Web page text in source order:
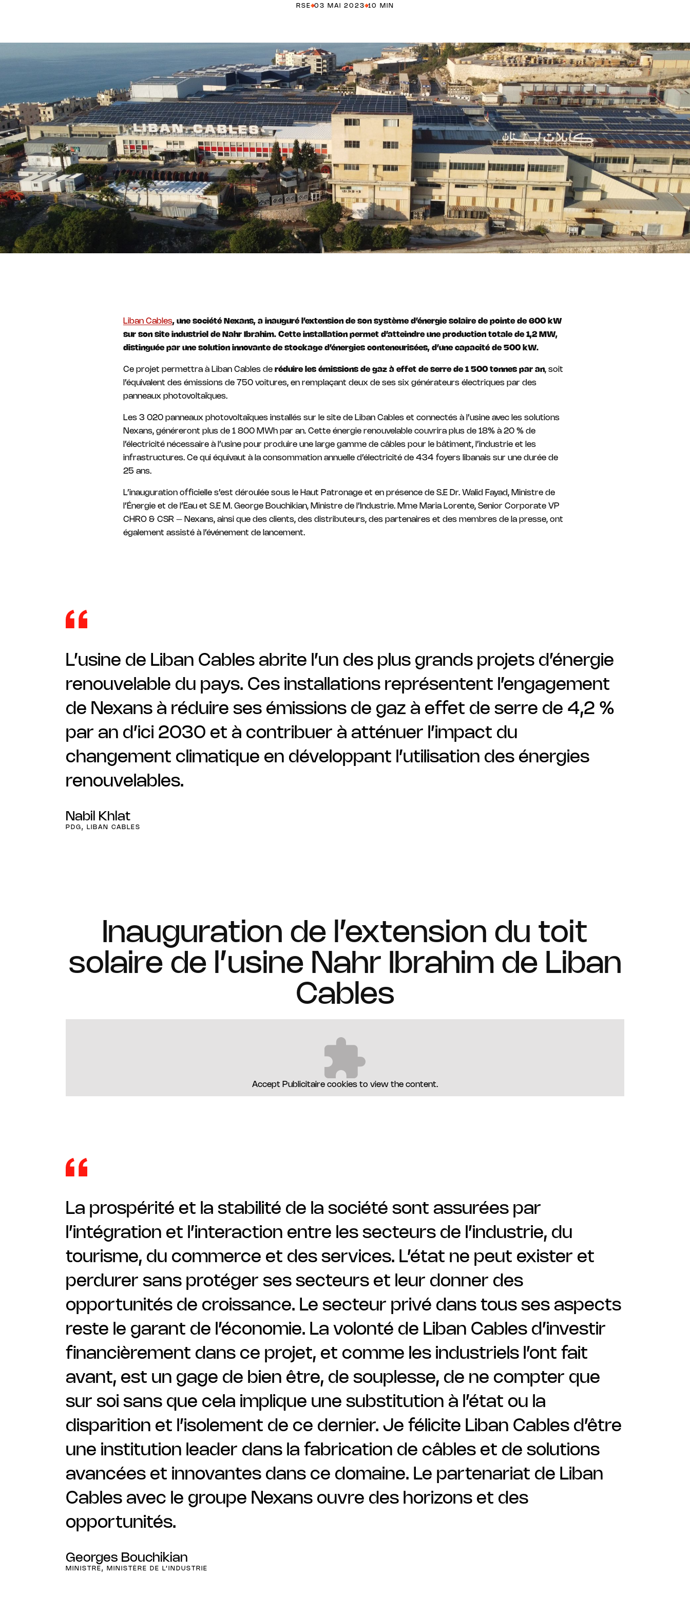
RSE 03 MAI 2023 10 MIN
Liban Cables, une société Nexans, a inauguré l’extension de son système d’énergie solaire de pointe de 600 kW
sur son site industriel de Nahr Ibrahim. Cette installation permet d’atteindre une production totale de 1,2 MW,
distinguée par une solution innovante de stockage d’énergies conteneurisées, d’une capacité de 500 kW.
Ce projet permettra à Liban Cables de réduire les émissions de gaz à effet de serre de 1 500 tonnes par an, soit
l’équivalent des émissions de 750 voitures, en remplaçant deux de ses six générateurs électriques par des
panneaux photovoltaïques.
Les 3 020 panneaux photovoltaïques installés sur le site de Liban Cables et connectés à l’usine avec les solutions
Nexans, généreront plus de 1 800 MWh par an. Cette énergie renouvelable couvrira plus de 18% à 20 % de
l’électricité nécessaire à l’usine pour produire une large gamme de câbles pour le bâtiment, l’industrie et les
infrastructures. Ce qui équivaut à la consommation annuelle d’électricité de 434 foyers libanais sur une durée de
25 ans.
L’inauguration officielle s’est déroulée sous le Haut Patronage et en présence de S.E Dr. Walid Fayad, Ministre de
l’Énergie et de l’Eau et S.E M. George Bouchikian, Ministre de l’Industrie. Mme Maria Lorente, Senior Corporate VP
CHRO & CSR – Nexans, ainsi que des clients, des distributeurs, des partenaires et des membres de la presse, ont
également assisté à l’événement de lancement.
L’usine de Liban Cables abrite l’un des plus grands projets d’énergie
renouvelable du pays. Ces installations représentent l’engagement
de Nexans à réduire ses émissions de gaz à effet de serre de 4,2 %
par an d’ici 2030 et à contribuer à atténuer l’impact du
changement climatique en développant l’utilisation des énergies
renouvelables.
Nabil Khlat
PDG, LIBAN CABLES
Inauguration de l’extension du toit
solaire de l’usine Nahr Ibrahim de Liban
Cables
Accept Publicitaire cookies to view the content.
La prospérité et la stabilité de la société sont assurées par
l’intégration et l’interaction entre les secteurs de l’industrie, du
tourisme, du commerce et des services. L’état ne peut exister et
perdurer sans protéger ses secteurs et leur donner des
opportunités de croissance. Le secteur privé dans tous ses aspects
reste le garant de l’économie. La volonté de Liban Cables d’investir
financièrement dans ce projet, et comme les industriels l’ont fait
avant, est un gage de bien être, de souplesse, de ne compter que
sur soi sans que cela implique une substitution à l’état ou la
disparition et l’isolement de ce dernier. Je félicite Liban Cables d’être
une institution leader dans la fabrication de câbles et de solutions
avancées et innovantes dans ce domaine. Le partenariat de Liban
Cables avec le groupe Nexans ouvre des horizons et des
opportunités.
Georges Bouchikian
MINISTRE, MINISTÈRE DE L’INDUSTRIE